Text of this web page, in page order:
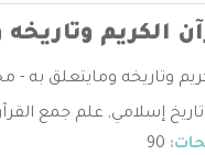
الكريم
وتاريخه ومايتعلق به
تاريخ إسلامي, علم جمع